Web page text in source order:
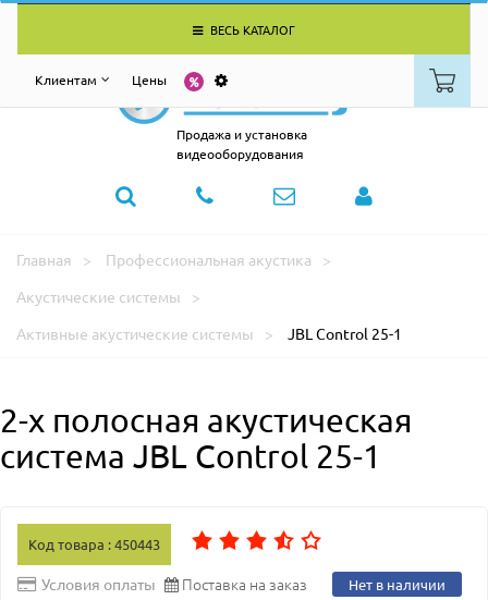
ВЕСЬ КАТАЛОГ
Клиентам Цены
Продажа и установка
видеооборудования
Главная
Профессиональная акустика
Акустические системы
Активные акустические системы
JBL Control 25-1
2-х полосная акустическая
система JBL Control 25-1
Код товара : 450443
Условия оплаты Поставка на заказ Нет в наличии